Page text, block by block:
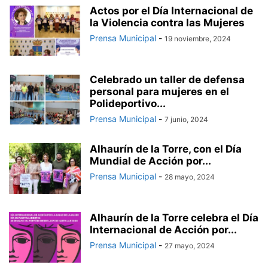
Actos por el Día Internacional de
la Violencia contra las Mujeres
Prensa Municipal - 19 noviembre, 2024
Celebrado un taller de defensa
personal para mujeres en el
Polideportivo...
Prensa Municipal - 7 junio, 2024
Alhaurín de la Torre, con el Día
Mundial de Acción por...
Prensa Municipal - 28 mayo, 2024
Alhaurín de la Torre celebra el Día
Internacional de Acción por...
Prensa Municipal - 27 mayo, 2024